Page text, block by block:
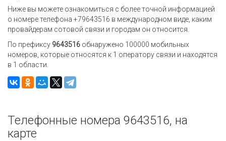
Ниже вы можете ознакомиться с более точной информацией
о номере телефона +79643516 в международном виде, каким
провайдерам сотовой связи и городам он относится.
По префиксу 9643516 обнаружено 100000 мобильных
номеров, которые относятся к 1 оператору связи и находятся
в 1 области.
Телефонные номера 9643516, на
карте